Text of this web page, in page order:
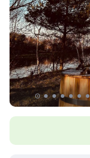
• душевая;
• раковина;
• туалет;
— место для
— 2 обогревателя;
— рекуператор
На территории
— ресторан а-ля
Арифуллина: